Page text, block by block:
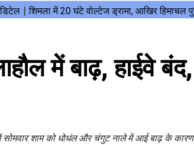
में बाढ़, हाईवे बंद,
सोमवार शाम को धोधंल और चंगुट नाले में आई बाढ़ के कारण